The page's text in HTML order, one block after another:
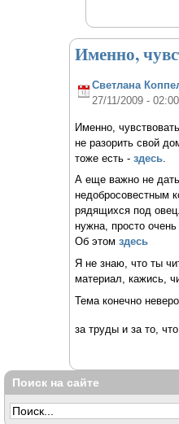
Именно,
Светлана
27/11/2009 - 02:00
Именно,
не разорить свой
тоже есть -здесь
А еще важно не
недобросовестным
рядящихся под
нужна, просто
Об этом здесь
Я не знаю, что ты
материал, кажись,
Тема конечно
за труды и за то,
Поиск на сайте